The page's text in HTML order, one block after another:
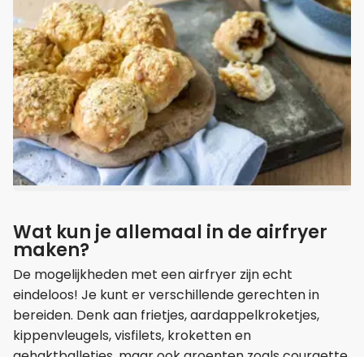
Wat kun je allemaal in de airfryer
maken?
De mogelijkheden met een airfryer zijn echt
eindeloos! Je kunt er verschillende gerechten in
bereiden. Denk aan frietjes, aardappelkroketjes,
kippenvleugels, visfilets, kroketten en